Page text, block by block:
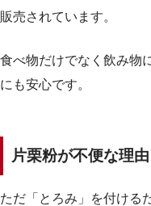
販売されています。
食べ物だけでなく飲み物
にも安心です。
片栗粉が不便な理由
ただ「とろみ」を付ける